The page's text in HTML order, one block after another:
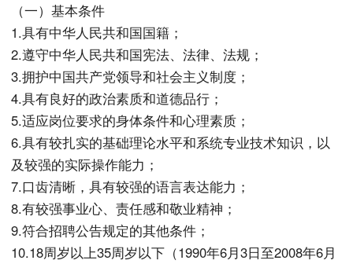
（一）基本条件
1.具有中华人民共和国国籍；
2.遵守中华人民共和国宪法、法律、法规；
3.拥护中国共产党领导和社会主义制度；
4.具有良好的政治素质和道德品行；
5.适应岗位要求的身体条件和心理素质；
6.具有较扎实的基础理论水平和系统专业技术知识，以
及较强的实际操作能力；
7.口齿清晰，具有较强的语言表达能力；
8.有较强事业心、责任感和敬业精神；
9.符合招聘公告规定的其他条件；
10.18周岁以上35周岁以下（1990年6月3日至2008年6月